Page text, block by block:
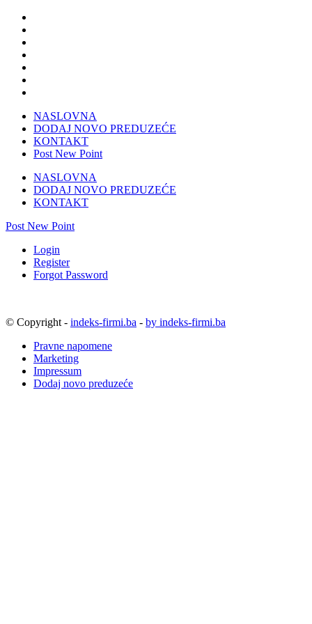
NASLOVNA
DODAJ NOVO PREDUZEĆE
KONTAKT
Post New Point
NASLOVNA
DODAJ NOVO PREDUZEĆE
KONTAKT
Post New Point
Login
Register
Forgot Password
© Copyright - indeks-firmi.ba - by indeks-firmi.ba
Pravne napomene
Marketing
Impressum
Dodaj novo preduzeće